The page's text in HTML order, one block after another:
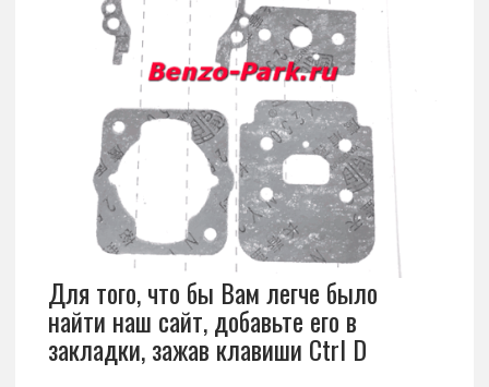
Для того, что бы Вам легче было
найти наш сайт, добавьте его в
закладки, зажав клавиши Ctrl D